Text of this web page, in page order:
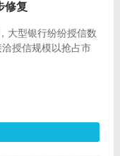
修复
大型银行纷纷授信数
授信规模以抢占市